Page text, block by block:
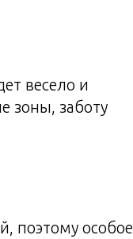
весело и
зоны, заботу
поэтому особое